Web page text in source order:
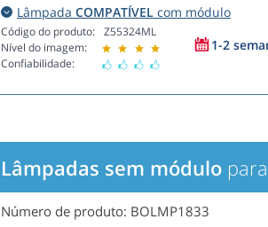
Lâmpada COMPATÍVEL com módulo
Código do produto:
Nível do imagem:
Confiabilidade:
Z55324ML
1-2
Lâmpadas sem módulo
Número de produto: BOLMP1833